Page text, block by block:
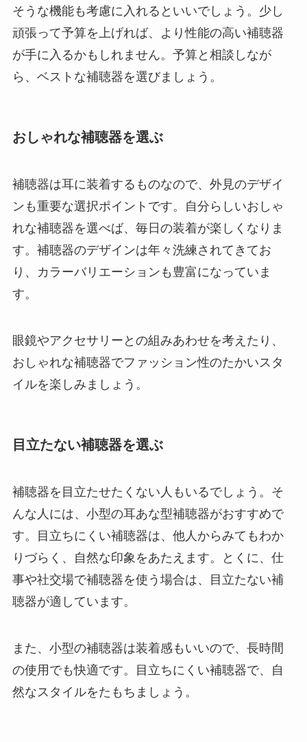
そうな機能も考慮に入れるといいでしょう。少し
頑張って予算を上げれば、より性能の高い補聴器
が手に入るかもしれません。予算と相談しなが
ら、ベストな補聴器を選びましょう。
おしゃれな補聴器を選ぶ
補聴器は耳に装着するものなので、外見のデザイ
ンも重要な選択ポイントです。自分らしいおしゃ
れな補聴器を選べば、毎日の装着が楽しくなりま
す。補聴器のデザインは年々洗練されてきてお
り、カラーバリエーションも豊富になっていま
す。
眼鏡やアクセサリーとの組みあわせを考えたり、
おしゃれな補聴器でファッション性のたかいスタ
イルを楽しみましょう。
目立たない補聴器を選ぶ
補聴器を目立たせたくない人もいるでしょう。そ
んな人には、小型の耳あな型補聴器がおすすめで
す。目立ちにくい補聴器は、他人からみてもわか
りづらく、自然な印象をあたえます。とくに、仕
事や社交場で補聴器を使う場合は、目立たない補
聴器が適しています。
また、小型の補聴器は装着感もいいので、長時間
の使用でも快適です。目立ちにくい補聴器で、自
然なスタイルをたもちましょう。